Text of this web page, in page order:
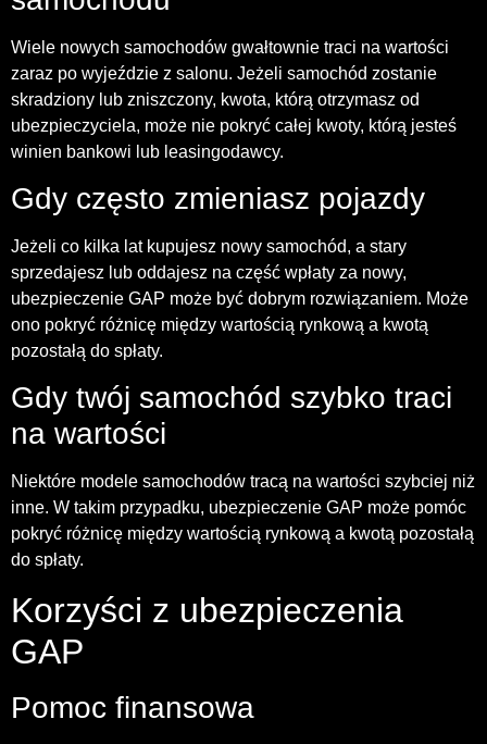
Wiele nowych samochodów gwałtownie traci na wartości
zaraz po wyjeździe z salonu. Jeżeli samochód zostanie
skradziony lub zniszczony, kwota, którą otrzymasz od
ubezpieczyciela, może nie pokryć całej kwoty, którą jesteś
winien bankowi lub leasingodawcy.
Gdy często zmieniasz pojazdy
Jeżeli co kilka lat kupujesz nowy samochód, a stary
sprzedajesz lub oddajesz na część wpłaty za nowy,
ubezpieczenie GAP może być dobrym rozwiązaniem. Może
ono pokryć różnicę między wartością rynkową a kwotą
pozostałą do spłaty.
Gdy twój samochód szybko traci
na wartości
Niektóre modele samochodów tracą na wartości szybciej niż
inne. W takim przypadku, ubezpieczenie GAP może pomóc
pokryć różnicę między wartością rynkową a kwotą pozostałą
do spłaty.
Korzyści z ubezpieczenia
GAP
Pomoc finansowa